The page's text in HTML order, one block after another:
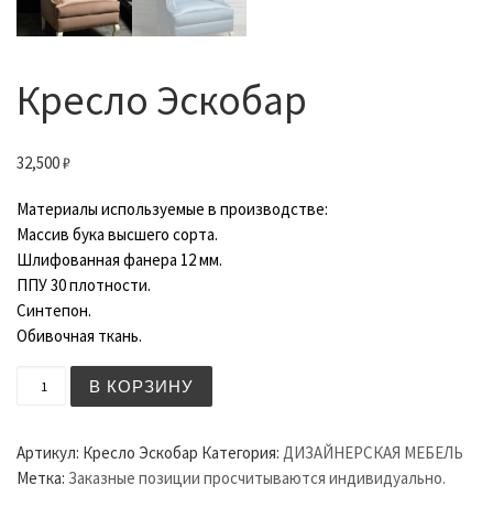
Кресло Эскобар
32,500₽
Материалы используемые в производстве:
Массив бука высшего сорта.
Шлифованная фанера 12 мм.
ППУ 30 плотности.
Синтепон.
Обивочная ткань.
В КОРЗИНУ
Артикул: Кресло Эскобар Категория: ДИЗАЙНЕРСКАЯ МЕБЕЛЬ
Метка: Заказные позиции просчитываются индивидуально.